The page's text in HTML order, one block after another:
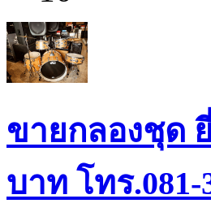
ขายกลองชุด ยี่
บาท โทร.081-